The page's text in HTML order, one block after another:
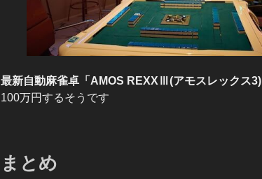
最新自動麻雀卓「AMOS REXXⅢ(アモスレックス3)
100万円するそうです
まとめ